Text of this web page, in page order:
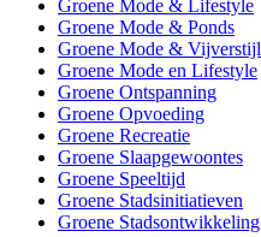
Groene Mode & Lifestyle
Groene Mode & Ponds
Groene Mode & Vijverstijl
Groene Mode en Lifestyle
Groene Ontspanning
Groene Opvoeding
Groene Recreatie
Groene Slaapgewoontes
Groene Speeltijd
Groene Stadsinitiatieven
Groene Stadsontwikkeling